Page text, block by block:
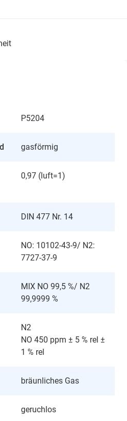
P5204
gasförmig
0,97 (luft=1)
DIN 477 Nr. 14
NO: 10102-43-9/ N2:
7727-37-9
MIX NO 99,5 %/ N2
99,9999 %
N2
NO 450 ppm ± 5 % rel ±
1 % rel
bräunliches Gas
geruchlos